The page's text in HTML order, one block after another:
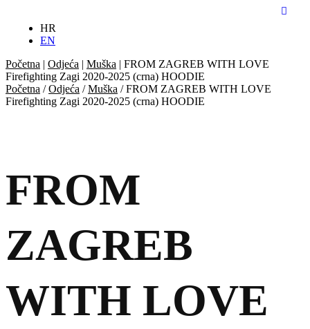
HR
EN
Početna | Odjeća | Muška | FROM ZAGREB WITH LOVE
Firefighting Zagi 2020-2025 (crna) HOODIE
Početna /Odjeća /Muška / FROM ZAGREB WITH LOVE
Firefighting Zagi 2020-2025 (crna) HOODIE
FROM
ZAGREB
WITH LOVE